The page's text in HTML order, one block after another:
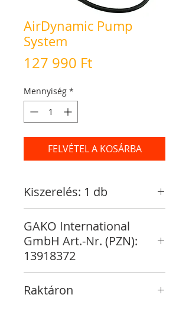
AirDynamic Pump
System
127 990 FtÁr
Mennyiség *
FELVÉTEL A KOSÁRBA
Kiszerelés: 1 db
GAKO International
GmbH Art.-Nr. (PZN):
13918372
Raktáron